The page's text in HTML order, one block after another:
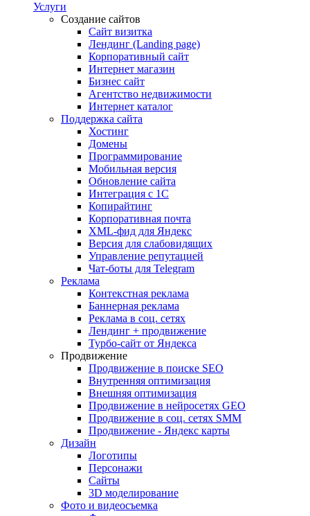
Услуги
Создание сайтов
Сайт визитка
Лендинг (Landing page)
Корпоративный сайт
Интернет магазин
Бизнес сайт
Агентство недвижимости
Интернет каталог
Поддержка сайта
Хостинг
Домены
Программирование
Мобильная версия
Обновление сайта
Интеграция с 1С
Копирайтинг
Корпоративная почта
XML-фид для Яндекс
Версия для слабовидящих
Управление репутацией
Чат-боты для Telegram
Реклама
Контекстная реклама
Баннерная реклама
Реклама в соц. сетях
Лендинг + продвижение
Турбо-сайт от Яндекса
Продвижение
Продвижение в поиске SEO
Внутренняя оптимизация
Внешняя оптимизация
Продвижение в нейросетях GEO
Продвижение в соц. сетях SMM
Продвижение - Яндекс карты
Дизайн
Логотипы
Персонажи
Сайты
3D моделирование
Фото и видеосъемка